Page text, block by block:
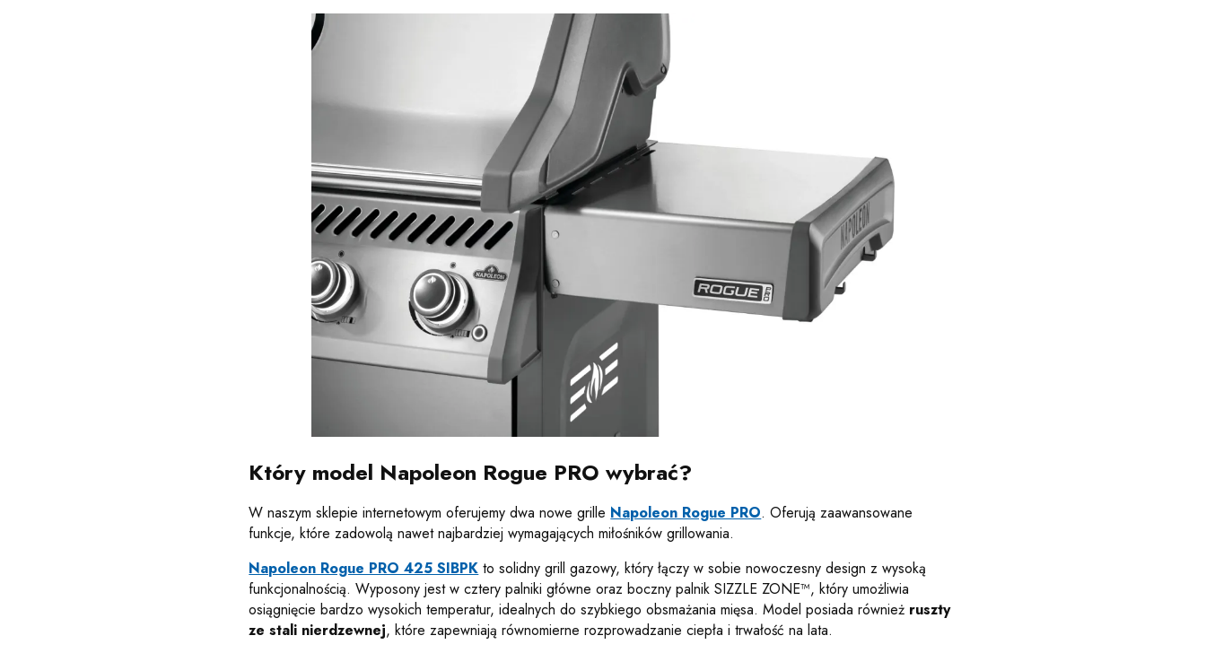
Który model Napoleon Rogue PRO wybrać?
W naszym sklepie internetowym oferujemy dwa nowe grille Napoleon Rogue PRO. Oferują zaawansowane
funkcje, które zadowolą nawet najbardziej wymagających miłośników grillowania.
Napoleon Rogue PRO 425 SIBPK to solidny grill gazowy, który łączy w sobie nowoczesny design z wysoką
funkcjonalnością. Wyposony jest w cztery palniki główne oraz boczny palnik SIZZLE ZONE™, który umożliwia
osiągnięcie bardzo wysokich temperatur, idealnych do szybkiego obsmażania mięsa. Model posiada również ruszty
ze stali nierdzewnej, które zapewniają równomierne rozprowadzanie ciepła i trwałość na lata.